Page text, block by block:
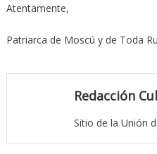
Atentamente,
Patriarca de Moscú y de Toda
Redacción
Sitio de la Unión